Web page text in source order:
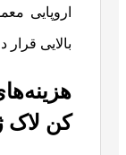
اروپایی
بالایی قرار
کن لاک